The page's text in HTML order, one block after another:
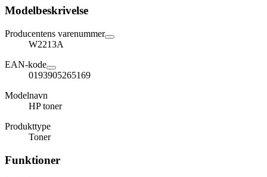
Modelbeskrivelse
Producentens varenummer
W2213A
EAN-kode
0193905265169
Modelnavn
HP toner
Produkttype
Toner
Funktioner